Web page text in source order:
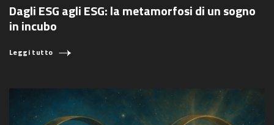
Dagli ESG agli ESG: la metamorfosi di un sogno
in incubo
Leggi tutto